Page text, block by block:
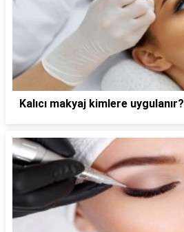
Kalıcı makyaj kimlere uygulanır?